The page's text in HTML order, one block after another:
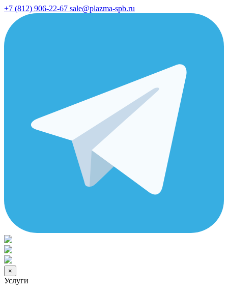
+7 (812) 906-22-67 sale@plazma-spb.ru
×
Услуги